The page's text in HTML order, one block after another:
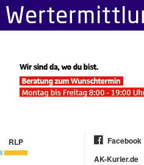
RLP
Facebook
AK-Kurier.de